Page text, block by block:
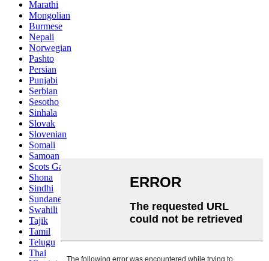
Marathi
Mongolian
Burmese
Nepali
Norwegian
Pashto
Persian
Punjabi
Serbian
Sesotho
Sinhala
Slovak
Slovenian
Somali
Samoan
Scots Gaelic
Shona
Sindhi
Sundanese
Swahili
Tajik
Tamil
Telugu
Thai